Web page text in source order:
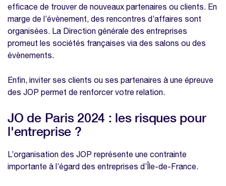
efficace de trouver de nouveaux partenaires ou clients. En
marge de l’évènement, des rencontres d’affaires sont
organisées. La Direction générale des entreprises
promeut les sociétés françaises via des salons ou des
évènements.
Enfin, inviter ses clients ou ses partenaires à une épreuve
des JOP permet de renforcer votre relation.
JO de Paris 2024 : les risques pour
l'entreprise ?
L’organisation des JOP représente une contrainte
importante à l’égard des entreprises d’Île-de-France.